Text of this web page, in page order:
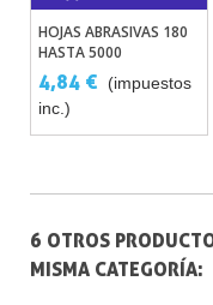
HOJAS ABRASIVAS 180
HASTA 5000
4,84 €
(impuestos
inc.)
6 OTROS
MISMA CATEGORÍA: